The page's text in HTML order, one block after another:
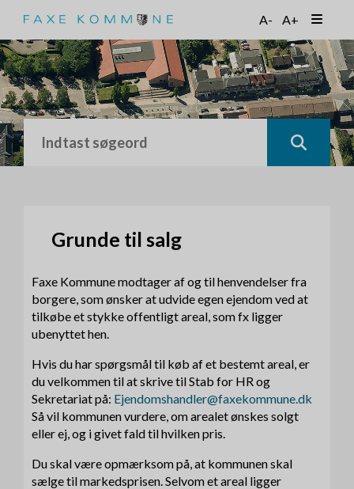
t
i
l
h
o
v
e
d
A- A+
Grunde til salg
Faxe Kommune modtager af og til henvendelser fra
borgere, som ønsker at udvide egen ejendom ved at
tilkøbe et stykke offentligt areal, som fx ligger
ubenyttet hen.
Hvis du har spørgsmål til køb af et bestemt areal, er
du velkommen til at skrive til Stab for HR og
Sekretariat på: Ejendomshandler@faxekommune.dk
Så vil kommunen vurdere, om arealet ønskes solgt
eller ej, og i givet fald til hvilken pris.
Du skal være opmærksom på, at kommunen skal
sælge til markedsprisen. Selvom et areal ligger